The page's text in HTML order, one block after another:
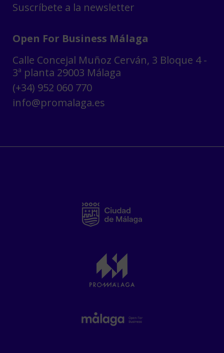
Suscríbete a la newsletter
Open For Business Málaga
Calle Concejal Muñoz Cerván, 3 Bloque 4 -
3ª planta 29003 Málaga
(+34) 952 060 770
info@promalaga.es